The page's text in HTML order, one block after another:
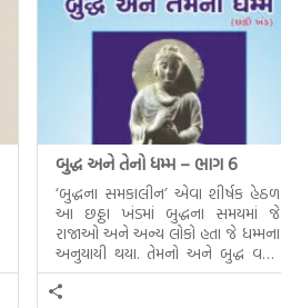
બુદ્ધ અને તેનો ધમ્મ – ભાગ 6
‘બુદ્ધના સમકાલીન’ એવા શીર્ષક હેઠળ
આ છઠ્ઠા ખંડમાં બુદ્ધના સમયમાં જે
રાજાઓ અને અન્ય લોકો હતા જે ધમ્મના
અનુયાયી થયા. તેમનો અને બુદ્ધ વચ્ચે
થયેલો સત્સંગ વીશે જાણકારી મળે છે.